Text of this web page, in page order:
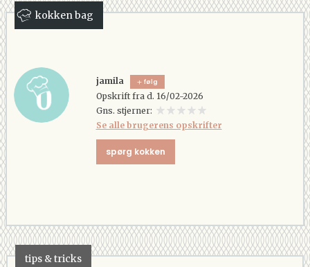
kokken bag
jamila følg
Opskrift fra d. 16/02-2026
Gns. stjerner:
Se alle brugerens opskrifter
spørg kokken
tips & tricks